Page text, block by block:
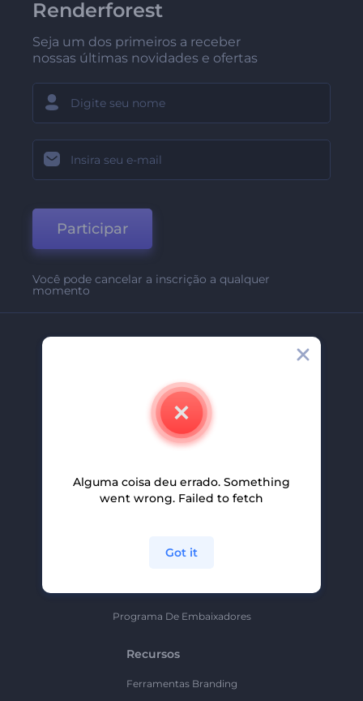
Renderforest
Seja um dos primeiros a receber
nossas últimas novidades e ofertas
Participar
Você pode cancelar a inscrição a qualquer
momento
Contate-Nos
Carreiras
Programa De Afiliados
Programa De Embaixadores
Recursos
Ferramentas Branding
Alguma coisa deu errado. Something
went wrong. Failed to fetch
Got it